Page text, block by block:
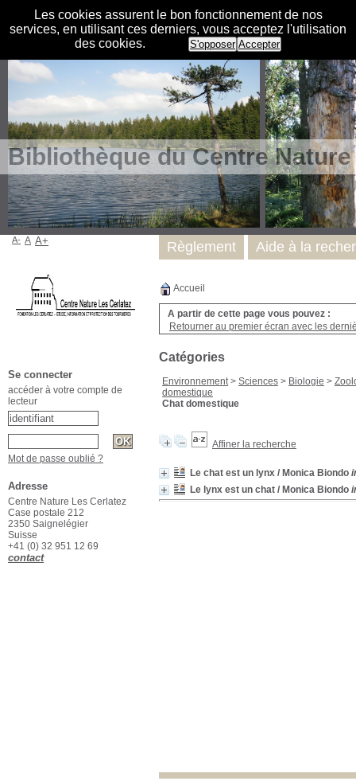
Les cookies assurent le bon fonctionnement de nos
services, en utilisant ces derniers, vous acceptez l'utilisation
des cookies.
S'opposer Accepter
Bibliothèque du Centre
Accueil
A partir de cette page vous pouvez :
Retourner au premier écran avec les
Catégories
Environnement> Sciences > Biologie >
domestique
Chat domestique
Affiner la recherche
Le chat est un lynx / Monica Biondo
Le lynx est un chat / Monica Biondo
Règlement Aide à la
A- A A+
Se connecter
accéder à votre compte de
lecteur
Mot de passe oublié ?
Adresse
Centre Nature Les Cerlatez
Case postale 212
2350 Saignelégier
Suisse
+41 (0) 32 951 12 69
contact